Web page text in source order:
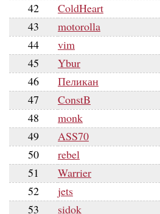
42
ColdHeart
43
motorolla
44
vim
45
Ybur
46
Пеликан
47
ConstB
48
monk
49
ASS70
50
rebel
51
Warrier
52
jets
53
sidok